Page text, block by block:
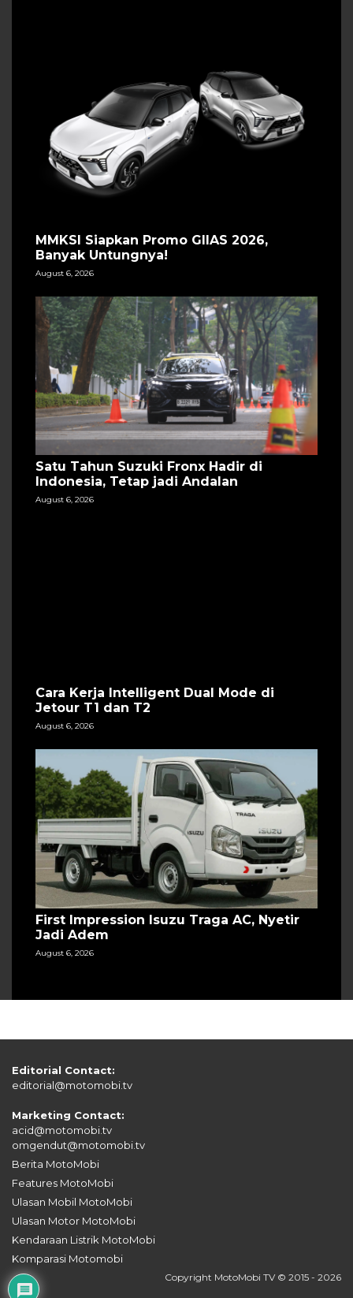
MMKSI Siapkan Promo GIIAS 2026,
Banyak Untungnya!
August 6, 2026
Satu Tahun Suzuki Fronx Hadir di
Indonesia, Tetap jadi Andalan
August 6, 2026
Cara Kerja Intelligent Dual Mode di
Jetour T1 dan T2
August 6, 2026
First Impression Isuzu Traga AC, Nyetir
Jadi Adem
August 6, 2026
Editorial Contact:
editorial@motomobi.tv
Marketing Contact:
acid@motomobi.tv
omgendut@motomobi.tv
Berita MotoMobi
Features MotoMobi
Ulasan Mobil MotoMobi
Ulasan Motor MotoMobi
Kendaraan Listrik MotoMobi
Komparasi Motomobi
Copyright MotoMobi TV © 2015 - 2026